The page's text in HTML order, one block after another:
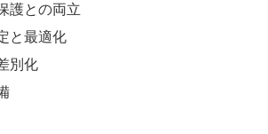
護との両立
と最適化
別化